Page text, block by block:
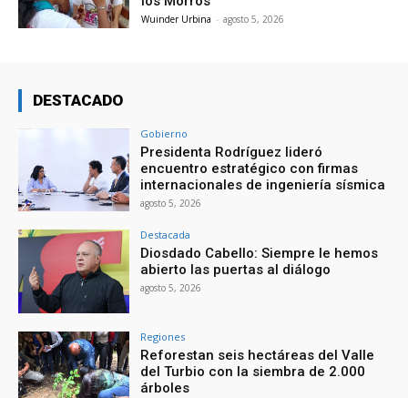
Wuinder Urbina - agosto 5, 2026
DESTACADO
Gobierno
Presidenta Rodríguez lideró
encuentro estratégico con firmas
internacionales de ingeniería sísmica
agosto 5, 2026
Destacada
Diosdado Cabello: Siempre le hemos
abierto las puertas al diálogo
agosto 5, 2026
Regiones
Reforestan seis hectáreas del Valle
del Turbio con la siembra de 2.000
árboles